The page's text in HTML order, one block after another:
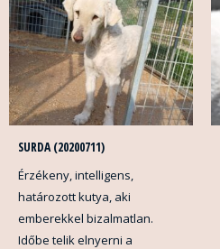
SURDA (20200711)
Érzékeny, intelligens,
határozott kutya, aki
emberekkel bizalmatlan.
Időbe telik elnyerni a